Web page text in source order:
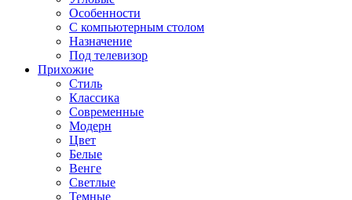
Особенности
С компьютерным столом
Назначение
Под телевизор
Прихожие
Стиль
Классика
Современные
Модерн
Цвет
Белые
Венге
Светлые
Темные